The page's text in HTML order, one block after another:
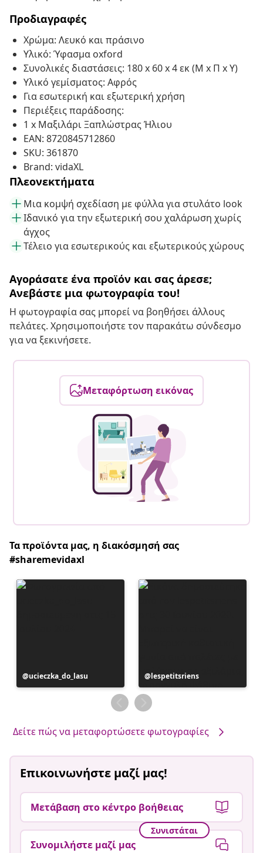
Προδιαγραφές
Χρώμα: Λευκό και πράσινο
Υλικό: Ύφασμα oxford
Συνολικές διαστάσεις: 180 x 60 x 4 εκ (Μ x Π x Υ)
Υλικό γεμίσματος: Αφρός
Για εσωτερική και εξωτερική χρήση
Περιέξεις παράδοσης:
1 x Μαξιλάρι Ξαπλώστρας Ήλιου
EAN: 8720845712860
SKU: 361870
Brand: vidaXL
Πλεονεκτήματα
Μια κομψή σχεδίαση με φύλλα για στυλάτο look
Ιδανικό για την εξωτερική σου χαλάρωση χωρίς
άγχος
Τέλειο για εσωτερικούς και εξωτερικούς χώρους
Αγοράσατε ένα προϊόν και σας άρεσε;
Ανεβάστε μια φωτογραφία του!
Η φωτογραφία σας μπορεί να βοηθήσει άλλους
πελάτες. Χρησιμοποιήστε τον παρακάτω σύνδεσμο
για να ξεκινήσετε.
Μεταφόρτωση εικόνας
Τα προϊόντα μας, η διακόσμησή σας
#sharemevidaxl
Η
ανάρτηση
ucieczka_do_lasu
Η
ανάρτηση
δημοσιεύθηκε
από
lespetitsriens
Δείτε πώς να μεταφορτώσετε φωτογραφίες
Επικοινωνήστε μαζί μας!
Μετάβαση στο κέντρο βοήθειας
Συνιστάται
Συνομιλήστε μαζί μας